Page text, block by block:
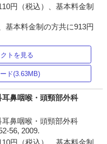
円（税込）、基本料金制
基本料金制の方共に913円
トを見る
ド(3.63MB)
鼻咽喉・頭頸部外科
鼻咽喉・頭頸部外科
56, 2009.
円（税込）、基本料金制